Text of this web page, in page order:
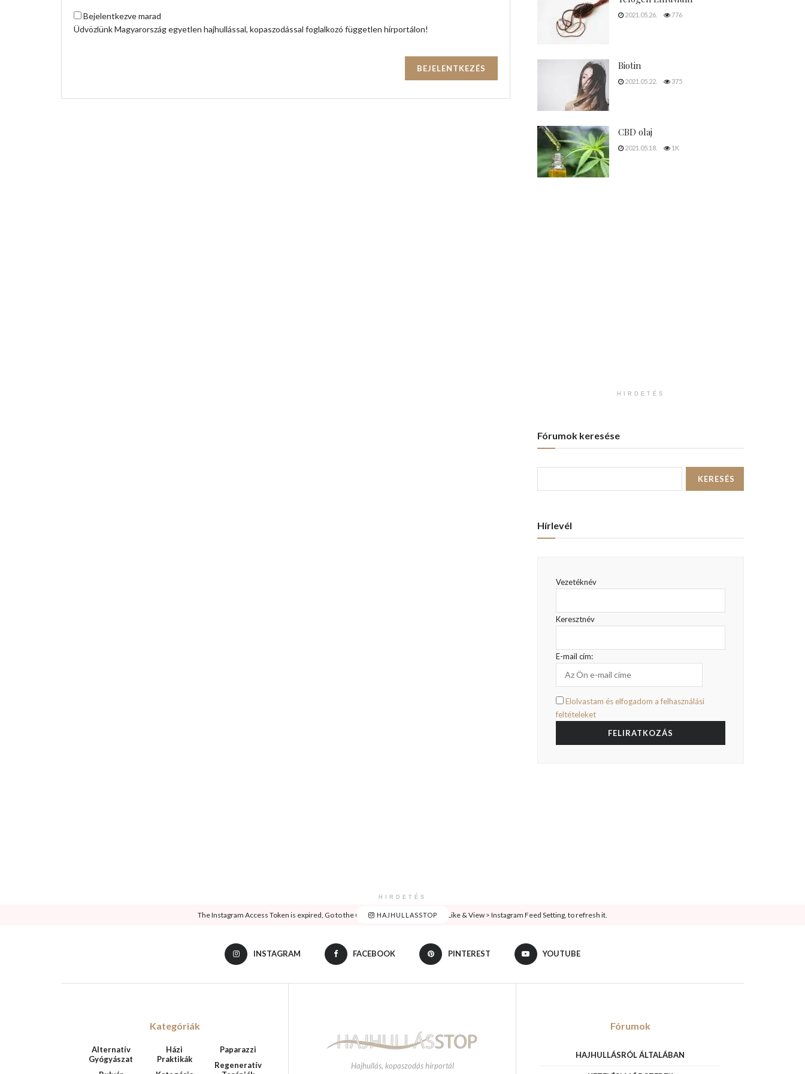
Bejelentkezve marad
Üdvözlünk Magyarország egyetlen hajhullással, kopaszodással foglalkozó független hírportálon!
BEJELENTKEZÉS
2021.05.26. 776
Biotin
2021.05.22. 375
CBD olaj
2021.05.18. 1K
HIRDETÉS
Fórumok keresése
Hírlevél
Vezetéknév
Keresztnév
E-mail cím:
Elolvastam és elfogadom a felhasználási
feltételeket
HIRDETÉS
HAJHULLASSTOP
The Instagram Access Token is expired, Go to the Customizer > JNews : Social, Like & View > Instagram Feed Setting, to refresh it.
INSTAGRAM FACEBOOK PINTEREST YOUTUBE
Kategóriák
Alternatív
Gyógyászat
Házi
Praktikák
Paparazzi
Regeneratív
Hajhullás, kopaszodás hírportál
Fórumok
HAJHULLÁSRÓL ÁLTALÁBAN